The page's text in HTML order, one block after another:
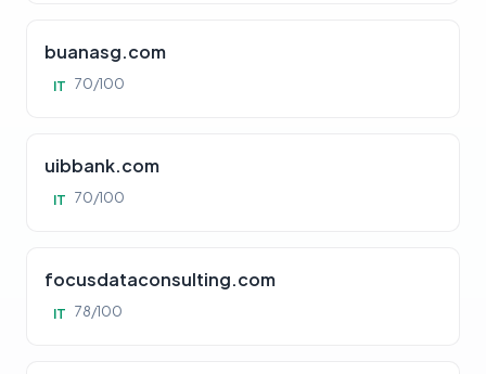
buanasg.com
IT 70/100
uibbank.com
IT 70/100
focusdataconsulting.com
IT 78/100